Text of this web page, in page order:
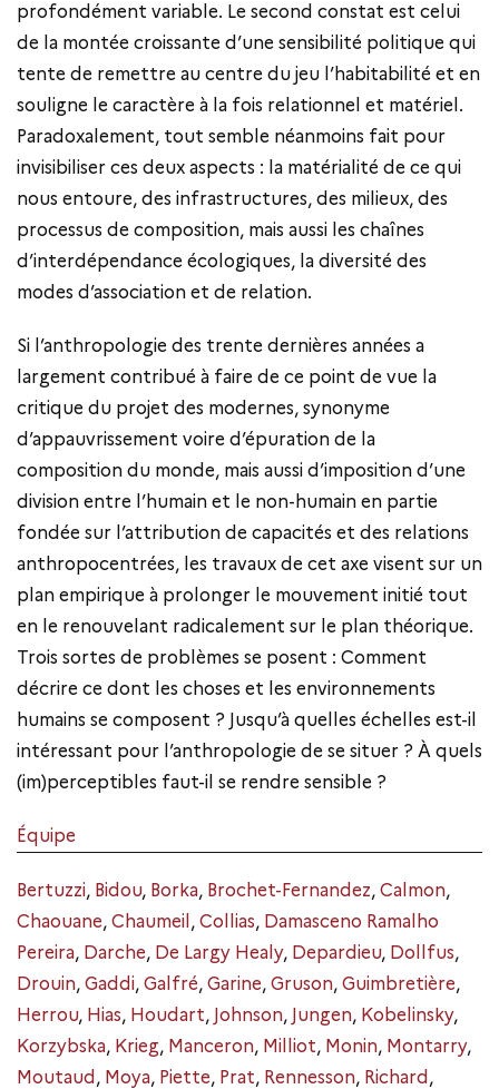
profondément variable. Le second constat est celui
de la montée croissante d’une sensibilité politique qui
tente de remettre au centre du jeu l’habitabilité et en
souligne le caractère à la fois relationnel et matériel.
Paradoxalement, tout semble néanmoins fait pour
invisibiliser ces deux aspects : la matérialité de ce qui
nous entoure, des infrastructures, des milieux, des
processus de composition, mais aussi les chaînes
d’interdépendance écologiques, la diversité des
modes d’association et de relation.
Si l’anthropologie des trente dernières années a
largement contribué à faire de ce point de vue la
critique du projet des modernes, synonyme
d’appauvrissement voire d’épuration de la
composition du monde, mais aussi d’imposition d’une
division entre l’humain et le non-humain en partie
fondée sur l’attribution de capacités et des relations
anthropocentrées, les travaux de cet axe visent sur un
plan empirique à prolonger le mouvement initié tout
en le renouvelant radicalement sur le plan théorique.
Trois sortes de problèmes se posent : Comment
décrire ce dont les choses et les environnements
humains se composent ? Jusqu’à quelles échelles est-il
intéressant pour l’anthropologie de se situer ? À quels
(im)perceptibles faut-il se rendre sensible ?
Équipe
Bertuzzi, Bidou, Borka, Brochet-Fernandez, Calmon,
Chaouane, Chaumeil , Collias, Damasceno Ramalho
Pereira, Darche, De Largy Healy, Depardieu, Dollfus,
Drouin, Gaddi, Galfré, Garine, Gruson, Guimbretière,
Herrou, Hias, Houdart, Johnson, Jungen, Kobelinsky,
Korzybska, Krieg, Manceron, Milliot, Monin, Montarry,
Moutaud , Moya, Piette, Prat, Rennesson, Richard ,